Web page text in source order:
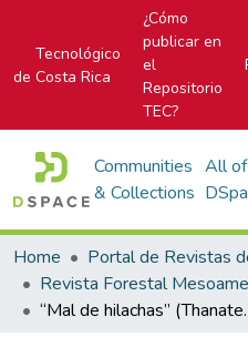
Tecnológico
de Costa Rica
¿Cómo
publicar en
el
Repositorio
TEC?
Communities
& Collections
All of
Home
“Mal de hilachas”